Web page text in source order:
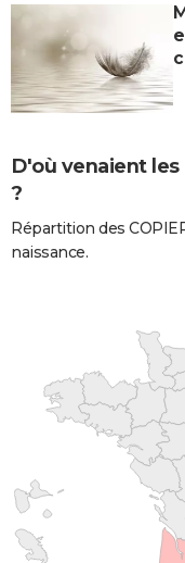
D'où venaient
?
Répartition des
naissance.